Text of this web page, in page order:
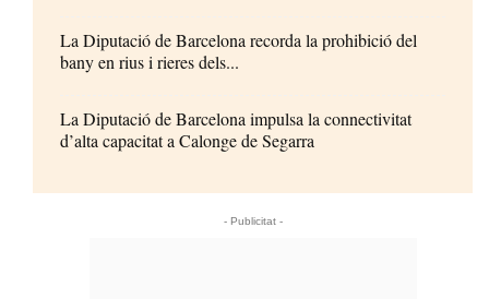
La Diputació de Barcelona recorda la prohibició del
bany en rius i rieres dels...
La Diputació de Barcelona impulsa la connectivitat
d’alta capacitat a Calonge de Segarra
- Publicitat -